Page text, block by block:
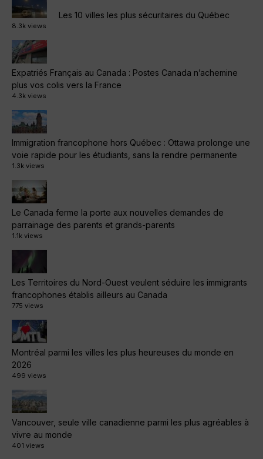
Les 10 villes les plus sécuritaires du Québec
8.3k views
Expatriés Français au Canada : Postes Canada n’achemine
plus vos colis vers la France
4.3k views
Immigration francophone hors Québec : Ottawa prolonge une
voie rapide pour les étudiants, sans la rendre permanente
1.3k views
Le Canada ferme la porte aux nouvelles demandes de
parrainage des parents et grands-parents
1.1k views
Les Territoires du Nord-Ouest veulent séduire les immigrants
francophones établis ailleurs au Canada
775 views
Montréal parmi les villes les plus heureuses du monde en
2026
499 views
Vancouver, seule ville canadienne parmi les plus agréables à
vivre au monde
401 views